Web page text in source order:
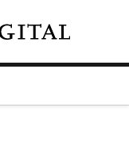
principal